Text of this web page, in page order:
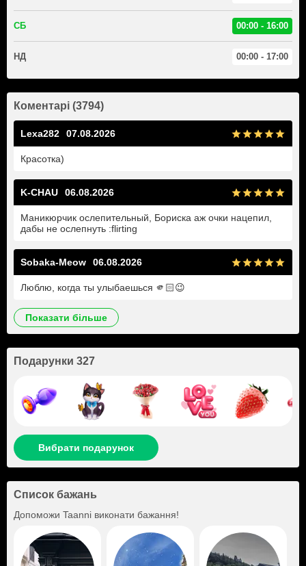
СБ 00:00 - 16:00
НД 00:00 - 17:00
Коментарі (3794)
Lexa282 07.08.2026
Красотка)
K-CHAU 06.08.2026
Маникюрчик ослепительный, Бориска аж очки нацепил,
дабы не ослепнуть :flirting
Sobaka-Meow 06.08.2026
Люблю, когда ты улыбаешься 🫵🏻😉
показати більше
Подарунки 327
Вибрати подарунок
Список бажань
Допоможи Taanni виконати бажання!